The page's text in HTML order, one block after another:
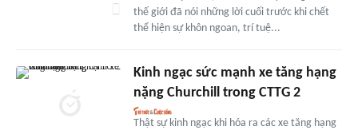
thế giới đã nói những lời cuối trước khi chết
thể hiện sự khôn ngoan, trí tuệ...
Kinh ngạc sức mạnh xe tăng hạng
nặng Churchill trong CTTG 2
Thật sự kinh ngạc khi hóa ra các xe tăng hạng